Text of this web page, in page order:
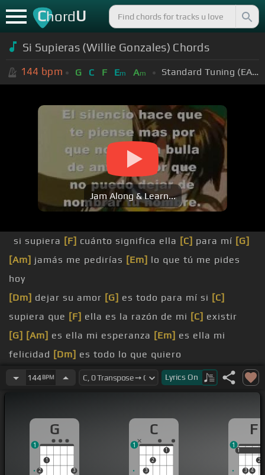
ChordU
Si Supieras (Willie Gonzales) Chords
144 bpm G C F Em Am Standard Tuning (EADGBE)
Jam Along & Learn...
si supiera [F] cuánto significa ella [C] para mí [G]
[Am] jamás me pedirías [Em] lo que tú me pides
hoy
[Dm] dejar su amor [G] es todo para mí si [C]
supiera que [F] ella es la razón de mi [C] existir
[G] [Am] es ella mi esperanza [Em] es ella mi
felicidad [Dm] es todo lo que quiero
es ella mi libertad si
supieras cuántas veces
es que hemos compartido[G]nuestros triunfos
[Em]fracasos
144BPM Lyrics On
G
2
1
3
1
C
3
2
1
1
F
1
3 4
2
1
1